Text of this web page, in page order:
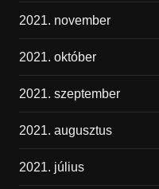
2021. november
2021. október
2021. szeptember
2021. augusztus
2021. július